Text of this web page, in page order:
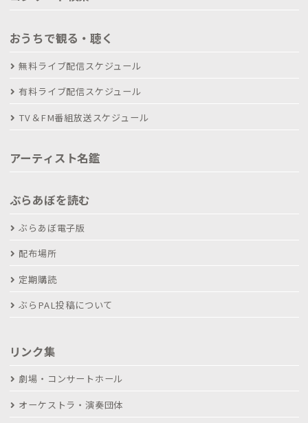
おうちで観る・聴く
無料ライブ配信スケジュール
有料ライブ配信スケジュール
TV＆FM番組放送スケジュール
アーティスト名鑑
ぶらあぼを読む
ぶらあぼ電子版
配布場所
定期購読
ぶらPAL投稿について
リンク集
劇場・コンサートホール
オーケストラ・演奏団体